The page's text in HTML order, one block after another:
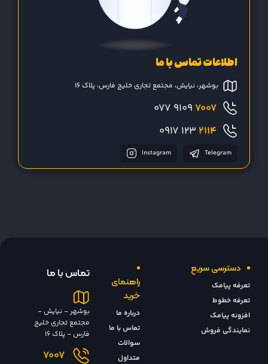
اطلاعات تماس با ما
بوشهر، نیایش، مجتمع تجاری خلیج فارس، پلاک 16
7007
2114
Telegram
Instagram
دسترسی سریع
تعرفه پیامک
تعرفه خطوط
افزونه پیامک
نمایندگی فروش
راهنمای
خرید
درباره ما
تماس با ما
سوالات
متداول
تماس با ما
بوشهر - نیایش -
مجتمع تجاری خلیج
فارس - پلاک 16
7007